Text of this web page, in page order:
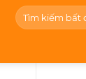
Tìm
kiếm: